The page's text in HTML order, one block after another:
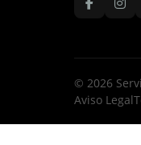
© 2026
Aviso Legal